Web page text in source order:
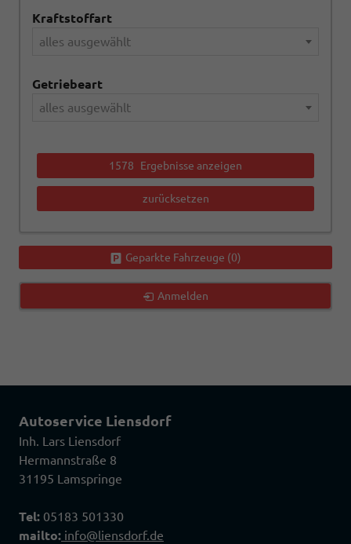
Kraftstoffart
alles ausgewählt
Getriebeart
alles ausgewählt
1578 Ergebnisse anzeigen
zurücksetzen
Geparkte Fahrzeuge (0)
Anmelden
Autoservice Liensdorf
Inh. Lars Liensdorf
Hermannstraße 8
31195 Lamspringe
Tel: 05183 501330
mailto: info@liensdorf.de